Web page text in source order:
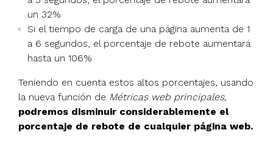
un 32%
Si el tiempo de carga de una página aumenta de 1
a 6 segundos, el porcentaje de rebote aumentará
hasta un 106%
Teniendo en cuenta estos altos porcentajes, usando
la nueva función de Métricas web principales,
podremos disminuir considerablemente el
porcentaje de rebote de cualquier página web.